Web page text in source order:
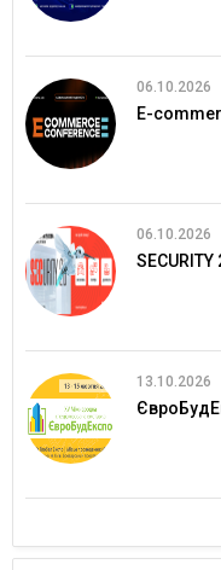
06.10.2026
E-
06.10.2026
SECURITY
13.10.2026